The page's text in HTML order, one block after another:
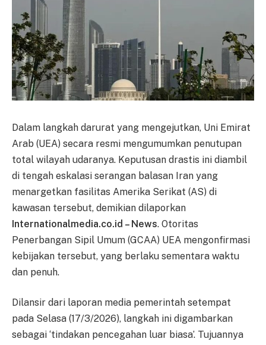
Dalam langkah darurat yang mengejutkan, Uni Emirat
Arab (UEA) secara resmi mengumumkan penutupan
total wilayah udaranya. Keputusan drastis ini diambil
di tengah eskalasi serangan balasan Iran yang
menargetkan fasilitas Amerika Serikat (AS) di
kawasan tersebut, demikian dilaporkan
Internationalmedia.co.id – News. Otoritas
Penerbangan Sipil Umum (GCAA) UEA mengonfirmasi
kebijakan tersebut, yang berlaku sementara waktu
dan penuh.
Dilansir dari laporan media pemerintah setempat
pada Selasa (17/3/2026), langkah ini digambarkan
sebagai ‘tindakan pencegahan luar biasa’. Tujuannya